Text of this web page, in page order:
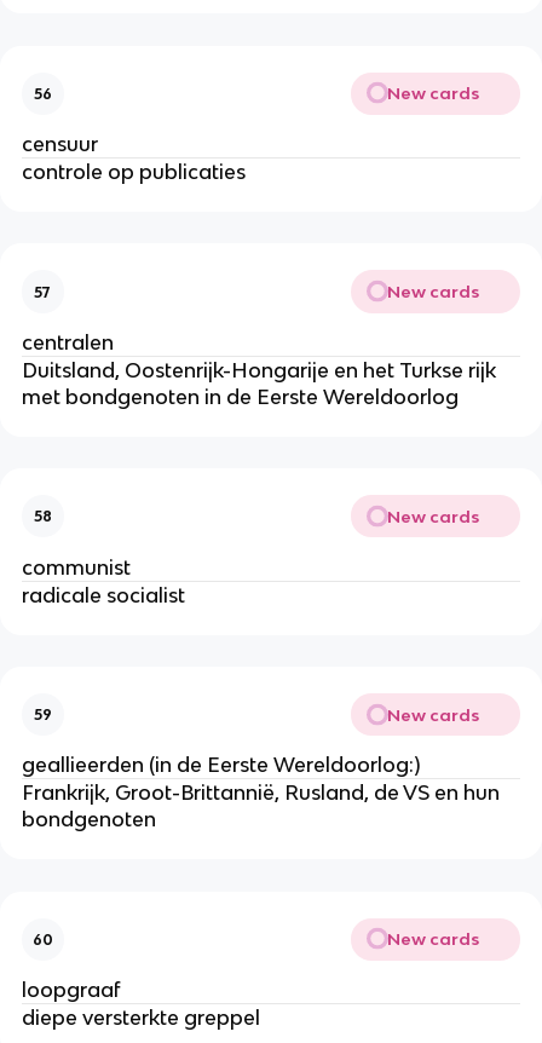
56 New cards
censuur
controle op publicaties
57 New cards
centralen
Duitsland, Oostenrijk-Hongarije en het Turkse rijk
met bondgenoten in de Eerste Wereldoorlog
58 New cards
communist
radicale socialist
59 New cards
geallieerden (in de Eerste Wereldoorlog:)
Frankrijk, Groot-Brittannië, Rusland, de VS en hun
bondgenoten
60 New cards
loopgraaf
diepe versterkte greppel